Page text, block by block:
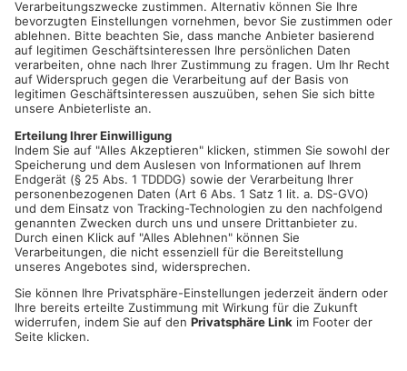
Football´s coming home… Zeit, dass sich was dreht… Tage wie
diese… Auf uns…
Wer kennt sie nicht, die Lieder zu den Fußball EMs und WMs.
haben ein großartiges deutschlandweites Projekt ausgerufen,
und wir sind dabei!
Am Sonntag, den 23.06.2024, wird unser gemischter Chor „Side
by Side“ und der Jugendchor des GV Einigkeit Karlstein beim
Public Viewing in Micha´s Event Location beim SV Zellhausen
mit Fangesängen vor den Spielen mit dem Publikum die
Fußball-EM feiern und für noch mehr Stimmung sorgen.
Sei dabei und erlebe die mitreisende Stimmung des
gemeinsamen Singens im Projektchor! Die Proben finden am
29.05./05.06./12.06. und 19.06.2024 von 20:00 – 21:30 Uhr im
Rudolf-Wöhrl-Pavillon Karlstein satt.